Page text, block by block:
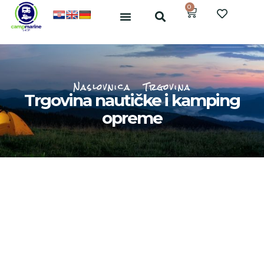
0
Naslovnica Trgovina
Trgovina nautičke i kamping
opreme